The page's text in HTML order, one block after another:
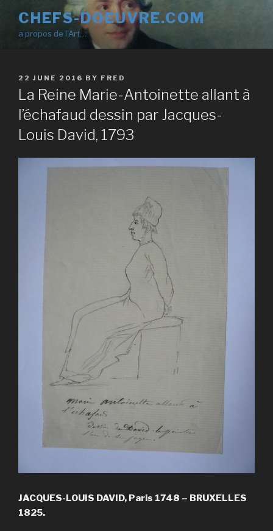
content
CHEFS-DOEUVRE.COM
a propos de l'Art…
POSTED
ON
22 JUNE 2016 BY FRED
La Reine Marie-Antoinette allant à
l’échafaud dessin par Jacques-
Louis David, 1793
JACQUES-LOUIS DAVID, Paris 1748 – BRUXELLES
1825.